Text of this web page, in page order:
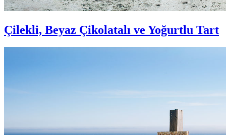
Çilekli, Beyaz Çikolatalı ve Yoğurtlu Tart